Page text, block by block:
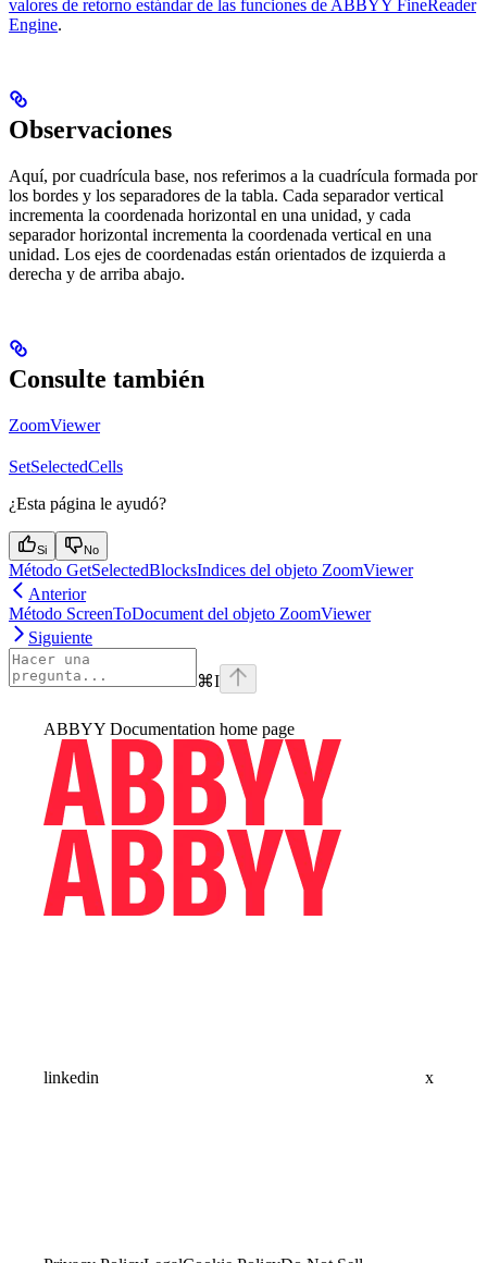
valores de retorno estándar de las funciones de ABBYY FineReader
Engine.
Observaciones
Aquí, por cuadrícula base, nos referimos a la cuadrícula formada por
los bordes y los separadores de la tabla. Cada separador vertical
incrementa la coordenada horizontal en una unidad, y cada
separador horizontal incrementa la coordenada vertical en una
unidad. Los ejes de coordenadas están orientados de izquierda a
derecha y de arriba abajo.
Consulte también
ZoomViewer
SetSelectedCells
¿Esta página le ayudó?
Si No
Método GetSelectedBlocksIndices del objeto ZoomViewer
Anterior
Método ScreenToDocument del objeto ZoomViewer
Siguiente
⌘I
ABBYY Documentation home page
linkedin x